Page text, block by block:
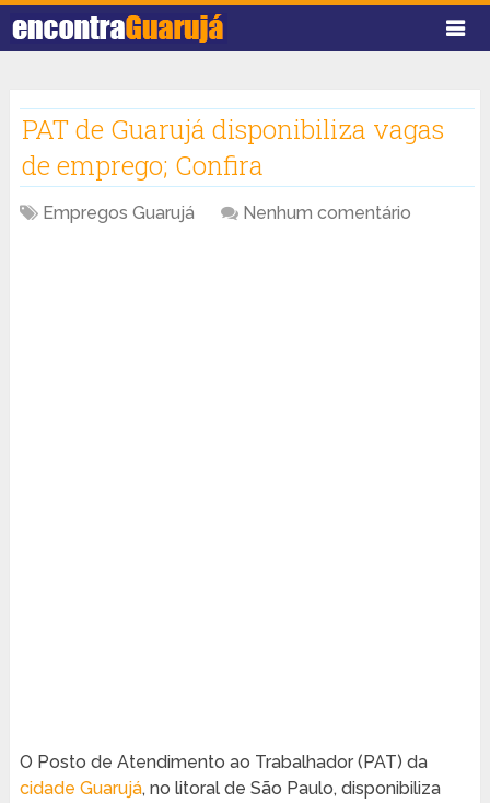
PAT de Guarujá disponibiliza vagas
de emprego; Confira
Empregos Guarujá Nenhum comentário
O Posto de Atendimento ao Trabalhador (PAT) da
cidade Guarujá, no litoral de São Paulo, disponibiliza